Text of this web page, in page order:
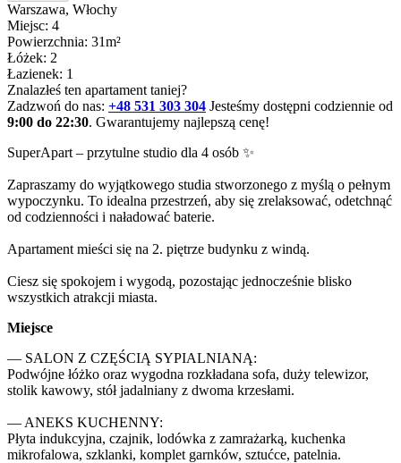
Warszawa, Włochy
Miejsc: 4
Powierzchnia: 31m²
Łóżek: 2
Łazienek: 1
Znalazłeś ten apartament taniej?
Zadzwoń do nas: +48 531 303 304 Jesteśmy dostępni codziennie od
9:00 do 22:30. Gwarantujemy najlepszą cenę!
SuperApart – przytulne studio dla 4 osób ✨
Zapraszamy do wyjątkowego studia stworzonego z myślą o pełnym
wypoczynku. To idealna przestrzeń, aby się zrelaksować, odetchnąć
od codzienności i naładować baterie.
Apartament mieści się na 2. piętrze budynku z windą.
Ciesz się spokojem i wygodą, pozostając jednocześnie blisko
wszystkich atrakcji miasta.
Miejsce
— SALON Z CZĘŚCIĄ SYPIALNIANĄ:
Podwójne łóżko oraz wygodna rozkładana sofa, duży telewizor,
stolik kawowy, stół jadalniany z dwoma krzesłami.
— ANEKS KUCHENNY:
Płyta indukcyjna, czajnik, lodówka z zamrażarką, kuchenka
mikrofalowa, szklanki, komplet garnków, sztućce, patelnia.